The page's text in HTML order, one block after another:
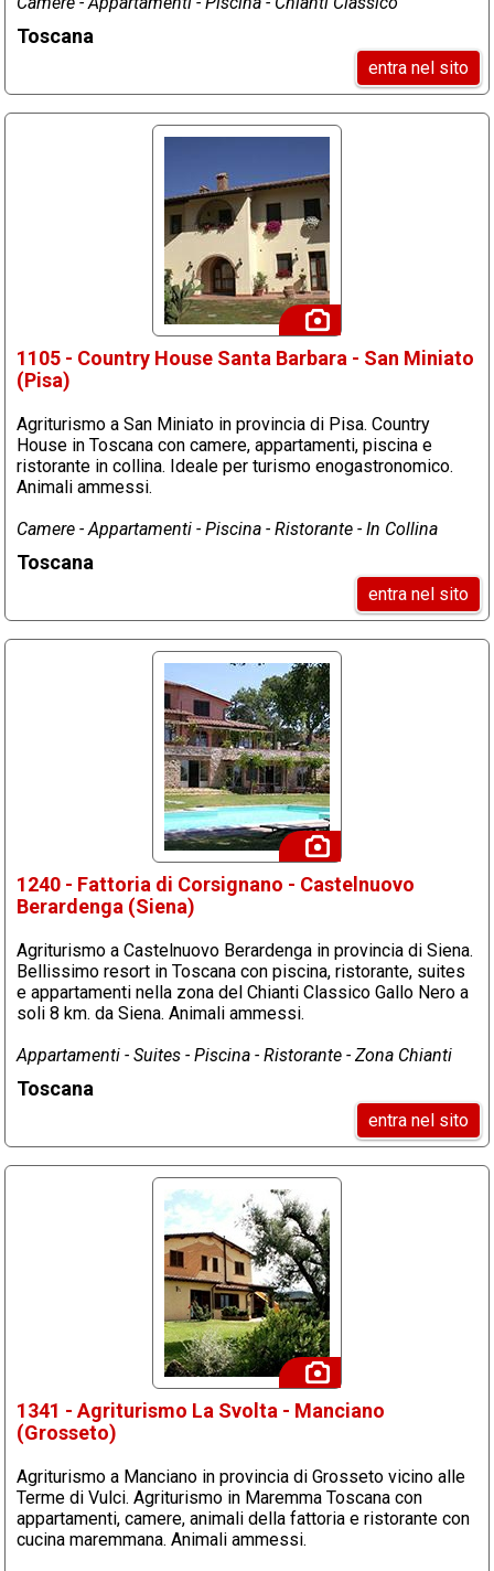
Toscana
entra nel sito
1105 - Country House Santa Barbara - San Miniato
(Pisa)
Agriturismo a San Miniato in provincia di Pisa. Country
House in Toscana con camere, appartamenti, piscina e
ristorante in collina. Ideale per turismo enogastronomico.
Animali ammessi.
Camere - Appartamenti - Piscina - Ristorante - In Collina
Toscana
entra nel sito
1240 - Fattoria di Corsignano - Castelnuovo
Berardenga (Siena)
Agriturismo a Castelnuovo Berardenga in provincia di Siena.
Bellissimo resort in Toscana con piscina, ristorante, suites
e appartamenti nella zona del Chianti Classico Gallo Nero a
soli 8 km. da Siena. Animali ammessi.
Appartamenti - Suites - Piscina - Ristorante - Zona Chianti
Toscana
entra nel sito
1341 - Agriturismo La Svolta - Manciano
(Grosseto)
Agriturismo a Manciano in provincia di Grosseto vicino alle
Terme di Vulci. Agriturismo in Maremma Toscana con
appartamenti, camere, animali della fattoria e ristorante con
cucina maremmana. Animali ammessi.